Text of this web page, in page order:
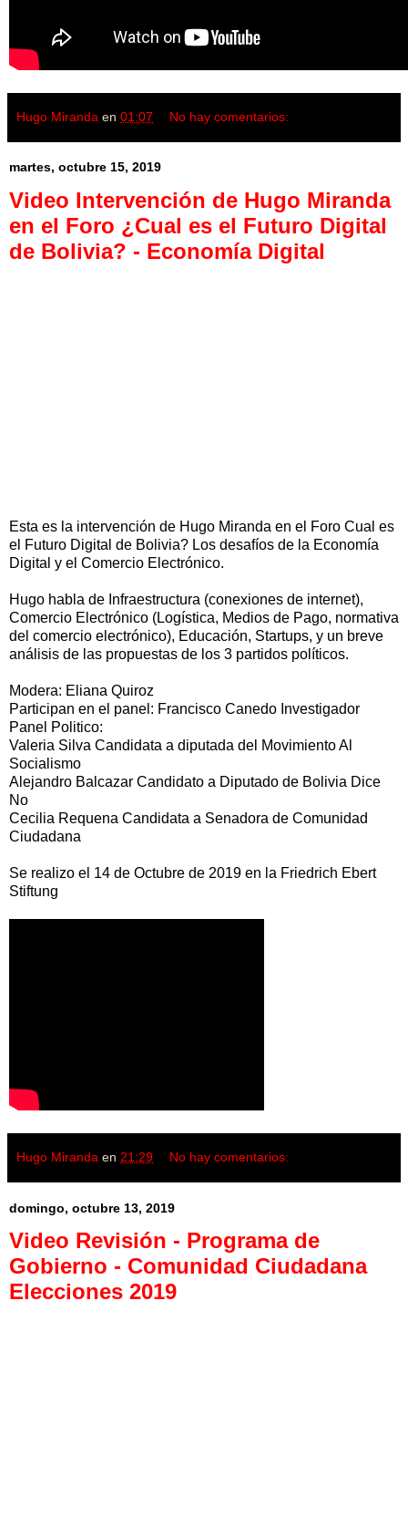
Hugo Miranda en 01:07 No hay comentarios:
martes, octubre 15, 2019
Video Intervención de Hugo Miranda
en el Foro ¿Cual es el Futuro Digital
de Bolivia? - Economía Digital
Esta es la intervención de Hugo Miranda en el Foro Cual es
el Futuro Digital de Bolivia? Los desafíos de la Economía
Digital y el Comercio Electrónico.
Hugo habla de Infraestructura (conexiones de internet),
Comercio Electrónico (Logística, Medios de Pago, normativa
del comercio electrónico), Educación, Startups, y un breve
análisis de las propuestas de los 3 partidos políticos.
Modera: Eliana Quiroz
Participan en el panel: Francisco Canedo Investigador
Panel Politico:
Valeria Silva Candidata a diputada del Movimiento Al
Socialismo
Alejandro Balcazar Candidato a Diputado de Bolivia Dice
No
Cecilia Requena Candidata a Senadora de Comunidad
Ciudadana
Se realizo el 14 de Octubre de 2019 en la Friedrich Ebert
Stiftung
Hugo Miranda en 21:29 No hay comentarios:
domingo, octubre 13, 2019
Video Revisión - Programa de
Gobierno - Comunidad Ciudadana
Elecciones 2019